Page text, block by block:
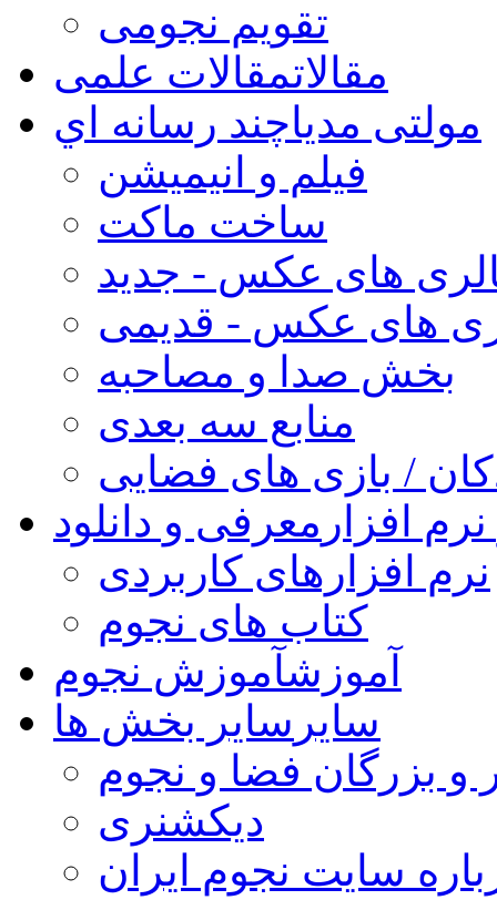
تقویم نجومی
مقالاتمقالات علمی
مولتی مدیاچند رسانه اي
فیلم و انیمیشن
ساخت ماکت
های عکس - جدید
های عکس - قدیمی
بخش صدا و مصاحبه
منابع سه بعدی
/ بازی های فضایی
افزار معرفی و دانلود
نرم افزارهای کاربردی
کتاب های نجوم
آموزشآموزش نجوم
سایر سایر بخش ها
و بزرگان فضا و نجوم
دیکشنری
سایت نجوم ایران